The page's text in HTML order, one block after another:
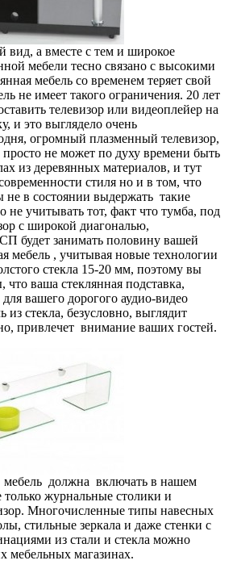
а вместе с тем и широкое
мебели тесно связано с высокими
мебель со временем теряет свой
не имеет такого ограничения. 20 лет
телевизор или видеоплейер на
и это выглядело очень
огромный плазменный телевизор,
не может по духу времени быть
из деревянных материалов, и тут
стиля но и в том, что
не в состоянии выдержать такие
не учитывать тот, факт что тумба, под
с широкой диагональю,
будет занимать половину вашей
мебель , учитывая новые технологии
стекла 15-20 мм, поэтому вы
ваша стеклянная подставка,
вашего дорогого аудио-видео
из стекла, безусловно, выглядит
привлечет внимание ваших гостей.
мебель должна включать в нашем
журнальные столики и
Многочисленные типы навесных
стильные зеркала и даже стенки с
из стали и стекла можно
мебельных магазинах.